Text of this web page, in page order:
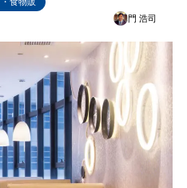
門 浩司